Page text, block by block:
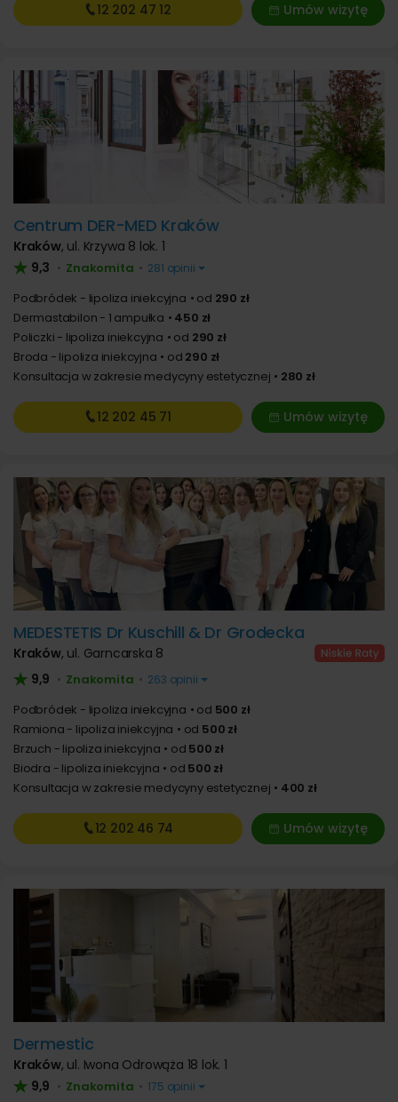
Umów wizytę
12 202 47 12
Centrum DER-MED Kraków
Kraków, ul. Krzywa 8 lok. 1
9,3 • Znakomita • 281 opinii
Podbródek - lipoliza iniekcyjna od 290 zł
Dermastabilon - 1 ampułka
450 zł
Policzki - lipoliza iniekcyjna
od 290 zł
Broda - lipoliza iniekcyjna
od 290 zł
Konsultacja w zakresie medycyny estetycznej
280 zł
Umów wizytę
12 202 45 71
MEDESTETIS Dr Kuschill & Dr Grodecka
Kraków, ul. Garncarska 8
9,9 • Znakomita • 263 opinii
Podbródek - lipoliza iniekcyjna od 500 zł
Ramiona - lipoliza iniekcyjna
od 500 zł
Brzuch - lipoliza iniekcyjna
od 500 zł
Biodra - lipoliza iniekcyjna
od 500 zł
Konsultacja w zakresie medycyny estetycznej
400 zł
Umów wizytę
12 202 46 74
Dermestic
Kraków, ul. Iwona Odrowąża 18 lok. 1
9,9 • Znakomita • 175 opinii